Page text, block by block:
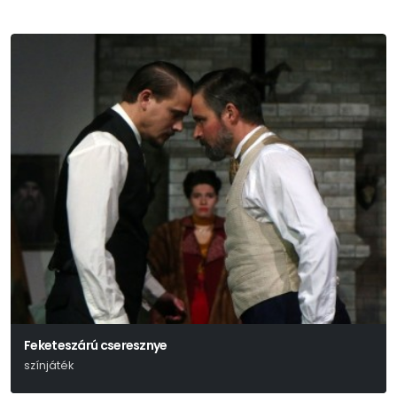
Feketeszárú cseresznye
színjáték